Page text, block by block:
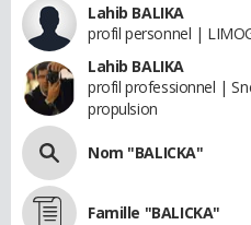
Lahib BALIKA
profil personnel |
Lahib BALIKA
profil professionnel |
propulsion
Nom "BALICKA"
Famille "BALICKA"